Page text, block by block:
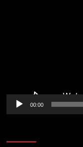
00:00